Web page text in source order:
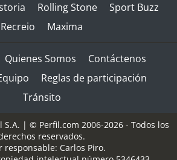
Rolling Stone
Sport Buzz
Recreio
Maxima
Quienes Somos
Contáctenos
Reglas de participación
Tránsito
S.A. | © Perfil.com 2006-2026 - Todos los
reservados.
responsable: Carlos Piro.